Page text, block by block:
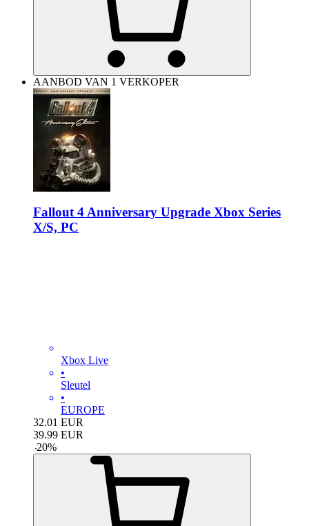
AANBOD VAN 1 VERKOPER
Fallout 4 Anniversary Upgrade Xbox Series
X/S, PC
Xbox Live
•
Sleutel
•
EUROPE
32.01 EUR
39.99 EUR
-20%